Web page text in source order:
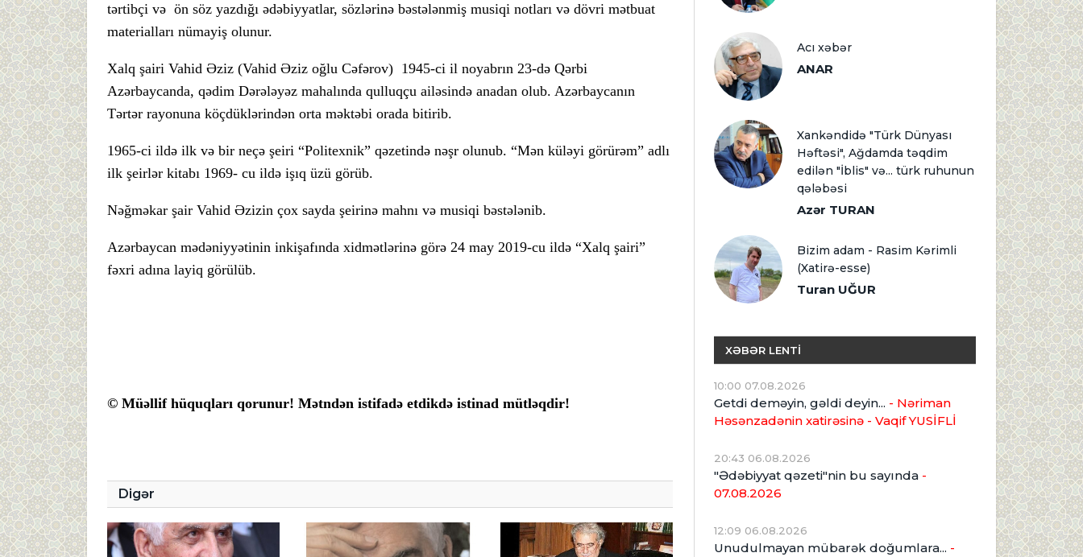
tərtibçi və ön söz yazdığı ədəbiyyatlar, sözlərinə bəstələnmiş musiqi notları və dövri mətbuat
materialları nümayiş olunur.
Xalq şairi Vahid Əziz (Vahid Əziz oğlu Cəfərov) 1945-ci il noyabrın 23-də Qərbi
Azərbaycanda, qədim Dərələyəz mahalında qulluqçu ailəsində anadan olub. Azərbaycanın
Tərtər rayonuna köçdüklərindən orta məktəbi orada bitirib.
1965-ci ildə ilk və bir neçə şeiri “Politexnik” qəzetində nəşr olunub. “Mən küləyi görürəm” adlı
ilk şeirlər kitabı 1969- cu ildə işıq üzü görüb.
Nəğməkar şair Vahid Əzizin çox sayda şeirinə mahnı və musiqi bəstələnib.
Azərbaycan mədəniyyətinin inkişafında xidmətlərinə görə 24 may 2019-cu ildə “Xalq şairi”
fəxri adına layiq görülüb.
© Müəllif hüquqları qorunur! Mətndən istifadə etdikdə istinad mütləqdir!
Digər
Acı xəbər
ANAR
Xankəndidə "Türk Dünyası
Həftəsi", Ağdamda təqdim
edilən "İblis" və... türk ruhunun
qələbəsi
Azər TURAN
Bizim adam - Rasim Kərimli
(Xatirə-esse)
Turan UĞUR
XƏBƏR LENTİ
10:00 07.08.2026
Getdi deməyin, gəldi deyin... - Nəriman
Həsənzadənin xatirəsinə - Vaqif YUSİFLİ
20:43 06.08.2026
"Ədəbiyyat qəzeti"nin bu sayında -
07.08.2026
12:09 06.08.2026
Unudulmayan mübarək doğumlara... -